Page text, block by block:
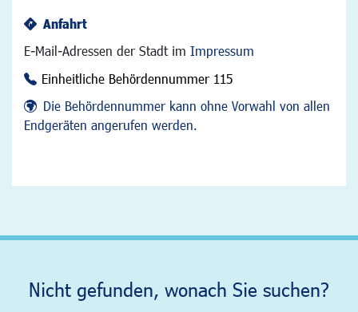
Anfahrt
E-Mail-Adressen der Stadt im Impressum
Einheitliche Behördennummer 115
Die Behördennummer kann ohne Vorwahl von allen
Endgeräten angerufen werden.
Nicht gefunden, wonach Sie suchen?